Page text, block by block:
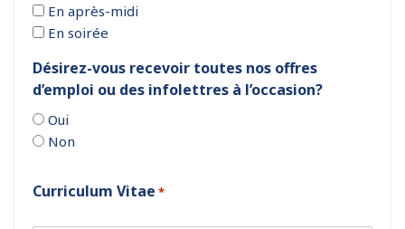
En après-midi
En soirée
Désirez-vous recevoir toutes nos offres
d’emploi ou des infolettres à l’occasion?
Oui
Non
Curriculum Vitae *